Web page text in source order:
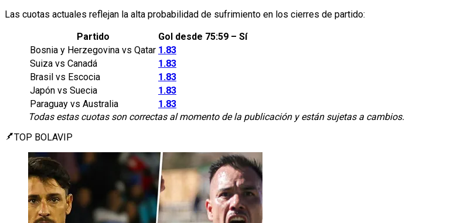
Las cuotas actuales reflejan la alta probabilidad de sufrimiento en los cierres de partido:
Partido
Gol desde 75:59 – Sí
Bosnia y Herzegovina vs Qatar 1.83
Suiza vs Canadá
1.83
Brasil vs Escocia
1.83
Japón vs Suecia
1.83
Paraguay vs Australia
1.83
Todas estas cuotas son correctas al momento de la publicación y están sujetas a cambios.
TOP BOLAVIP